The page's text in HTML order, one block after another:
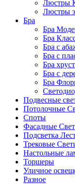
Люстры
Люстры
Бра
Бра
Бра
Бра с
Бра с
Бра
Бра с
Бра
Подвесные
Потолочные
Споты
Фасадные
Подсветка
Трековые
Настольные
Торшеры
Уличное
Разное